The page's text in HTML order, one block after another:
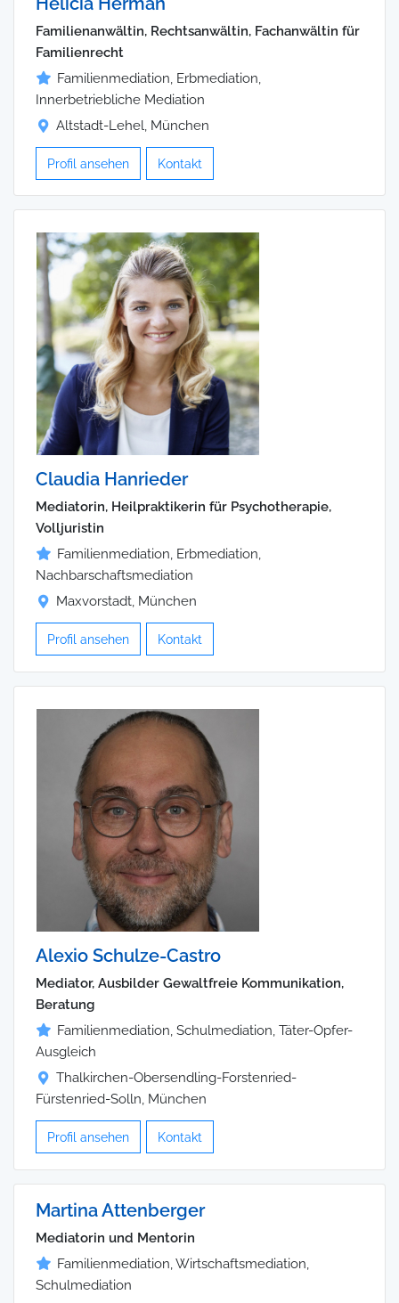
Familienanwältin, Rechtsanwältin, Fachanwältin für
Familienrecht
Familienmediation, Erbmediation,
Innerbetriebliche Mediation
Altstadt-Lehel, München
Profil ansehen Kontakt
Claudia Hanrieder
Mediatorin, Heilpraktikerin für Psychotherapie,
Volljuristin
Familienmediation, Erbmediation,
Nachbarschaftsmediation
Maxvorstadt, München
Profil ansehen Kontakt
Alexio Schulze-Castro
Mediator, Ausbilder Gewaltfreie Kommunikation,
Beratung
Familienmediation, Schulmediation, Täter-Opfer-
Ausgleich
Thalkirchen-Obersendling-Forstenried-
Fürstenried-Solln, München
Profil ansehen Kontakt
Martina Attenberger
Mediatorin und Mentorin
Familienmediation, Wirtschaftsmediation,
Schulmediation